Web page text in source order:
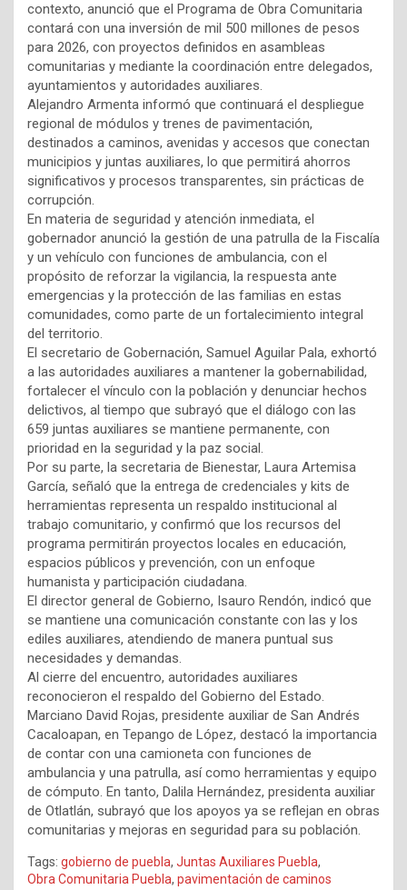
contexto, anunció que el Programa de Obra Comunitaria
contará con una inversión de mil 500 millones de pesos
para 2026, con proyectos definidos en asambleas
comunitarias y mediante la coordinación entre delegados,
ayuntamientos y autoridades auxiliares.
Alejandro Armenta informó que continuará el despliegue
regional de módulos y trenes de pavimentación,
destinados a caminos, avenidas y accesos que conectan
municipios y juntas auxiliares, lo que permitirá ahorros
significativos y procesos transparentes, sin prácticas de
corrupción.
En materia de seguridad y atención inmediata, el
gobernador anunció la gestión de una patrulla de la Fiscalía
y un vehículo con funciones de ambulancia, con el
propósito de reforzar la vigilancia, la respuesta ante
emergencias y la protección de las familias en estas
comunidades, como parte de un fortalecimiento integral
del territorio.
El secretario de Gobernación, Samuel Aguilar Pala, exhortó
a las autoridades auxiliares a mantener la gobernabilidad,
fortalecer el vínculo con la población y denunciar hechos
delictivos, al tiempo que subrayó que el diálogo con las
659 juntas auxiliares se mantiene permanente, con
prioridad en la seguridad y la paz social.
Por su parte, la secretaria de Bienestar, Laura Artemisa
García, señaló que la entrega de credenciales y kits de
herramientas representa un respaldo institucional al
trabajo comunitario, y confirmó que los recursos del
programa permitirán proyectos locales en educación,
espacios públicos y prevención, con un enfoque
humanista y participación ciudadana.
El director general de Gobierno, Isauro Rendón, indicó que
se mantiene una comunicación constante con las y los
ediles auxiliares, atendiendo de manera puntual sus
necesidades y demandas.
Al cierre del encuentro, autoridades auxiliares
reconocieron el respaldo del Gobierno del Estado.
Marciano David Rojas, presidente auxiliar de San Andrés
Cacaloapan, en Tepango de López, destacó la importancia
de contar con una camioneta con funciones de
ambulancia y una patrulla, así como herramientas y equipo
de cómputo. En tanto, Dalila Hernández, presidenta auxiliar
de Otlatlán, subrayó que los apoyos ya se reflejan en obras
comunitarias y mejoras en seguridad para su población.
Tags: gobierno de puebla, Juntas Auxiliares Puebla,
Obra Comunitaria Puebla, pavimentación de caminos